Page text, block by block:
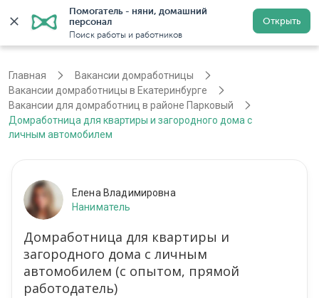
Помогатель - няни, домашний
персонал
Поиск работы и работников
Открыть
Екатеринбург Регистрация
Главная
Вакансии домработницы
Вакансии домработницы в Екатеринбурге
Вакансии для домработниц в районе Парковый
Домработница для квартиры и загородного дома с
личным автомобилем
Елена Владимировна
Наниматель
Домработница для квартиры и
загородного дома с личным
автомобилем (с опытом, прямой
работодатель)